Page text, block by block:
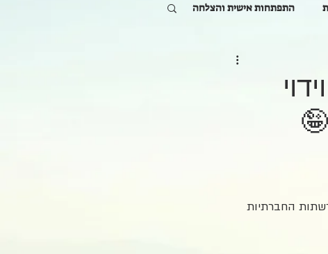
התפתחות אישית והצלחה
החברתיות